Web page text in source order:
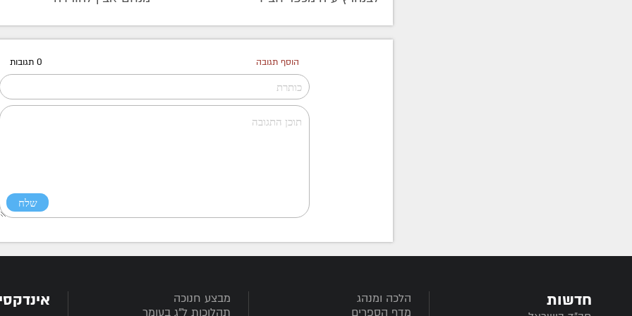
הוסף תגובה 0 תגובות
חדשות
הלכה ומנהג
מדף הספרים
מבצע חנוכה
תהלוכות ל"ג בעומר